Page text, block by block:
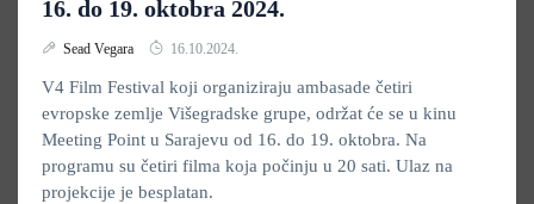
16. do 19. oktobra 2024.
Sead Vegara 16.10.2024.
V4 Film Festival koji organiziraju ambasade četiri
evropske zemlje Višegradske grupe, održat će se u kinu
Meeting Point u Sarajevu od 16. do 19. oktobra. Na
programu su četiri filma koja počinju u 20 sati. Ulaz na
projekcije je besplatan.